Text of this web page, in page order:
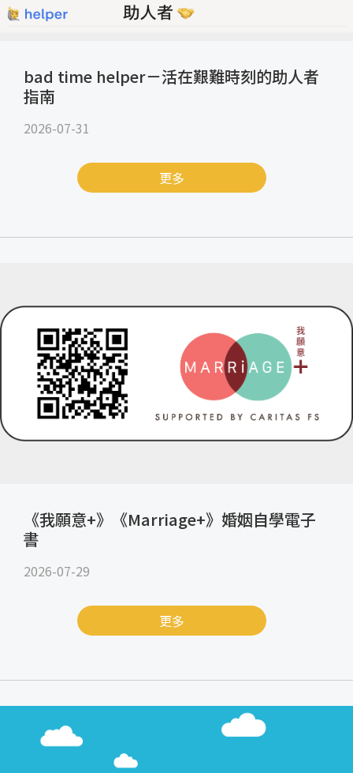
bad time helper－活在艱難時刻的助人者
指南
2026-07-31
更多
《我願意+》《Marriage+》婚姻自學電子
書
2026-07-29
更多